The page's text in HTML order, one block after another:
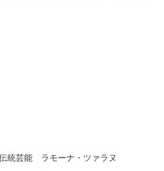
統芸能 ラモーナ・ツァラヌ